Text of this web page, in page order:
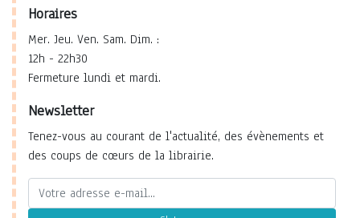
Horaires
Mer. Jeu. Ven. Sam. Dim. :
12h - 22h30
Fermeture lundi et mardi.
Newsletter
Tenez-vous au courant de l'actualité, des évènements et
des coups de cœurs de la librairie.